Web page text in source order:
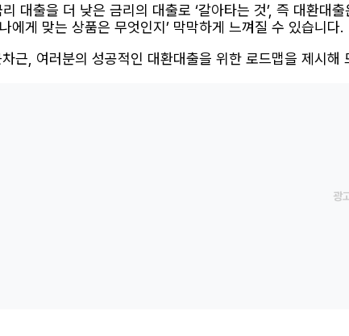
대출을 더 낮은 금리의 대출로 ‘갈아타는 것’, 즉 대환대
에게 맞는 상품은 무엇인지’ 막막하게 느껴질 수 있습니다.
근, 여러분의 성공적인 대환대출을 위한 로드맵을 제시해